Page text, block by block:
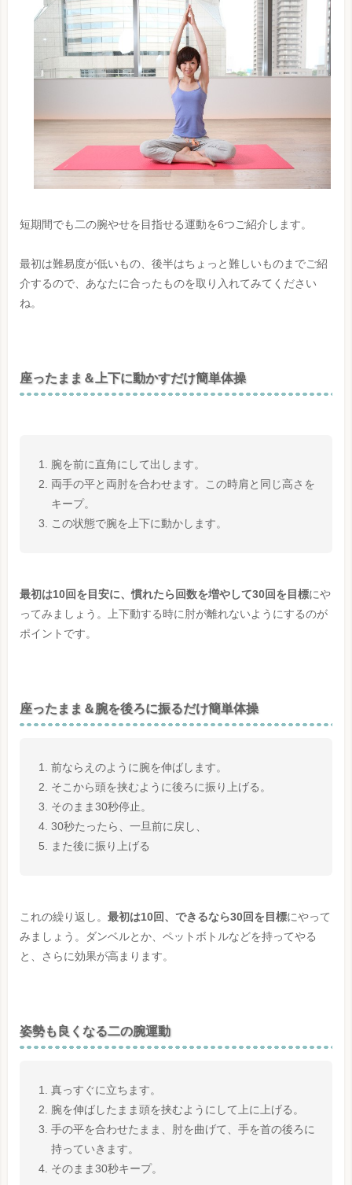
短期間でも二の腕やせを目指せる運動を6つご紹介します。
最初は難易度が低いもの、後半はちょっと難しいものまでご紹
介するので、あなたに合ったものを取り入れてみてください
ね。
座ったまま＆上下に動かすだけ簡単体操
腕を前に直角にして出します。
両手の平と両肘を合わせます。この時肩と同じ高さを
キープ。
この状態で腕を上下に動かします。
最初は10回を目安に、慣れたら回数を増やして30回を目標にや
ってみましょう。上下動する時に肘が離れないようにするのが
ポイントです。
座ったまま＆腕を後ろに振るだけ簡単体操
前ならえのように腕を伸ばします。
そこから頭を挟むように後ろに振り上げる。
そのまま30秒停止。
30秒たったら、一旦前に戻し、
また後に振り上げる
これの繰り返し。 最初は10回、できるなら30回を目標にやって
みましょう。ダンベルとか、ペットボトルなどを持ってやる
と、さらに効果が高まります。
姿勢も良くなる二の腕運動
真っすぐに立ちます。
腕を伸ばしたまま頭を挟むようにして上に上げる。
手の平を合わせたまま、肘を曲げて、手を首の後ろに
持っていきます。
そのまま30秒キープ。